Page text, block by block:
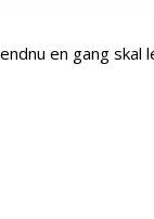
en gang